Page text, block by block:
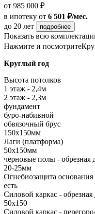
от 985 000 ₽
в ипотеку от 6 501 ₽/мес.
до 20 лет
подробнее
Показать всю
Нажмите и посмотрите
Круглый год
Высота потолков
1 этаж - 2,4м
2 этаж - 2,3м
фундамент
буро-набивной
обвязочный брус
150х150мм
Лаги (платформа)
50х150мм
черновые полы - обрезная
20-25мм
Огнебиозащита основания
есть
Силовой каркас - обрезная
50х150
Силовой каркас -